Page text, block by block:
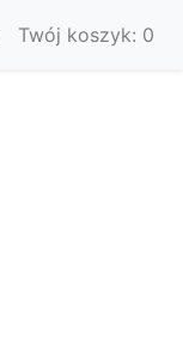
Twój koszyk: 0